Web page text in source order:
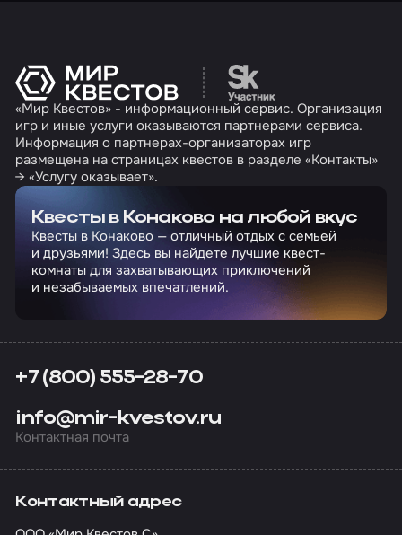
Перейти на сайт
«Мир Квестов» - информационный сервис. Организация
игр и иные услуги оказываются партнерами сервиса.
Информация о партнерах-организаторах игр
размещена на страницах квестов в разделе «Контакты»
→ «Услугу оказывает».
Квесты в Конаково на любой вкус
Квесты в Конаково — отличный отдых с семьей
и друзьями! Здесь вы найдете лучшие квест-
комнаты для захватывающих приключений
и незабываемых впечатлений.
+7 (800) 555-28-70
info@mir-kvestov.ru
Контактная почта
Контактный адрес